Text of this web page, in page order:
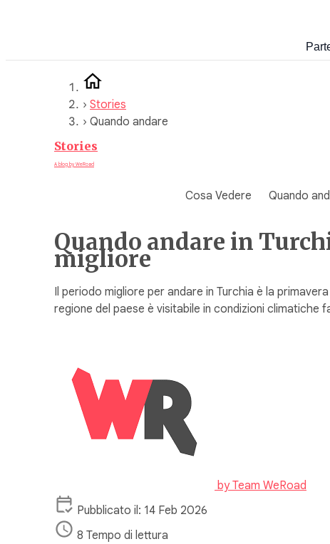
› Stories
› Quando andare
Stories
A blog by WeRoad
Cosa Vedere Quando
Quando andare in
migliore
Il periodo migliore per andare in Turchia è la
regione del paese è visitabile in condizioni climatiche
byTeam WeRoad
Pubblicato il: 14 Feb 2026
8 Tempo di lettura